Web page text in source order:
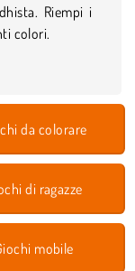
Riempi i
colori.
da colorare
di ragazze
mobile